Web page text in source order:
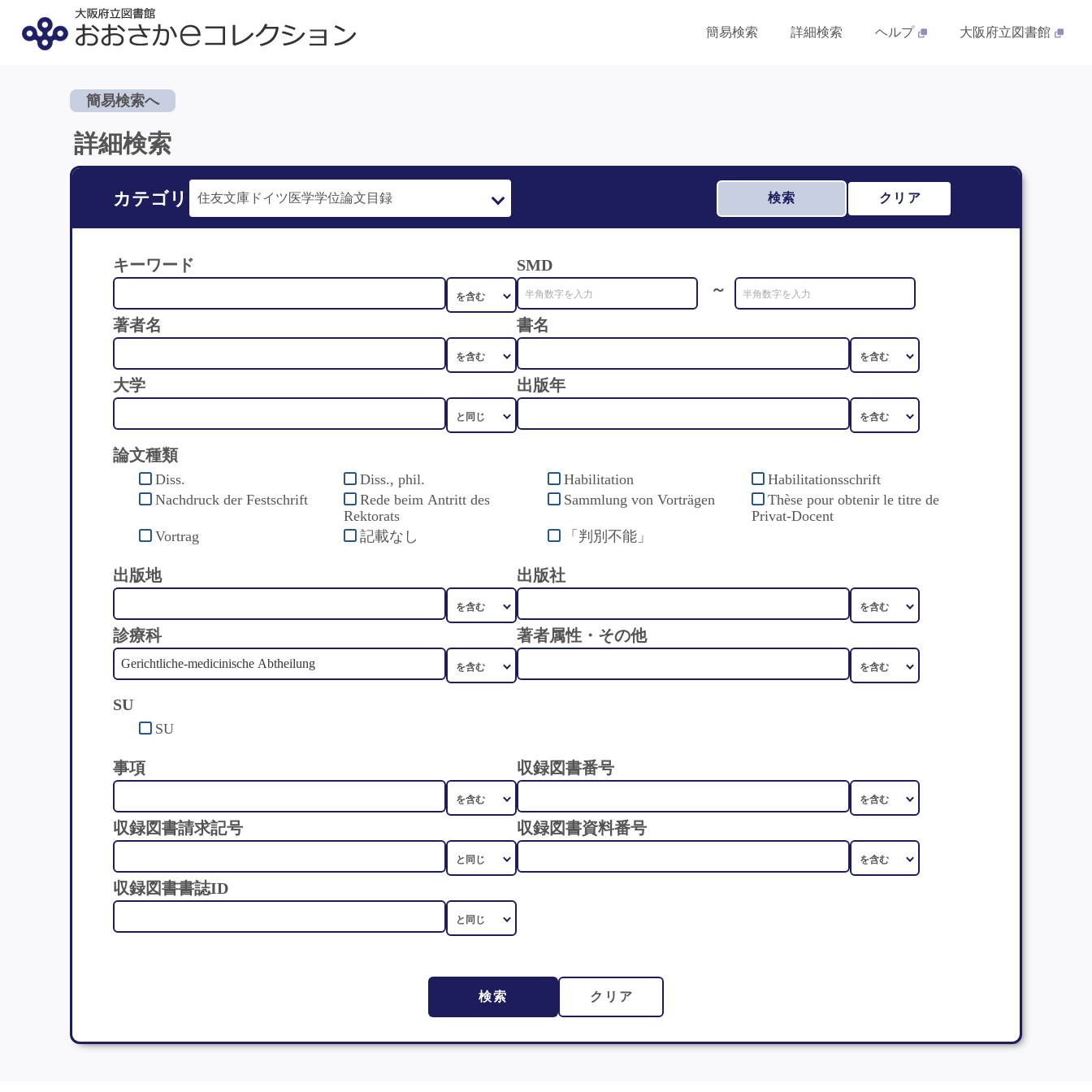
簡易検索 詳細検索 ヘルプ 大阪府立図書館
簡易検索へ
詳細検索
カテゴリ 検索 クリア
キーワード
SMD
～
著者名
書名
大学 出版年
論文種類
Diss. Diss., phil. Habilitation
Habilitationsschrift
Nachdruck der Festschrift
Rede beim Antritt des
Rektorats
Sammlung von Vorträgen
Thèse pour obtenir le titre de
Privat-Docent
Vortrag
記載なし 「判別不能」
出版地 出版社
診療科 著者属性・その他
SU
SU
事項 収録図書番号
収録図書請求記号 収録図書資料番号
収録図書書誌ID
検索 クリア